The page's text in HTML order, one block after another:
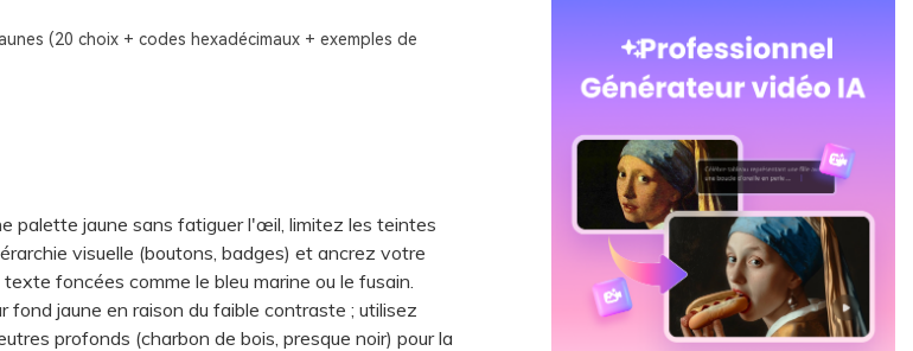
(20 choix + codes hexadécimaux + exemples de
palette jaune sans fatiguer l'œil, limitez les teintes
visuelle (boutons, badges) et ancrez votre
foncées comme le bleu marine ou le fusain.
jaune en raison du faible contraste ; utilisez
profonds (charbon de bois, presque noir) pour la